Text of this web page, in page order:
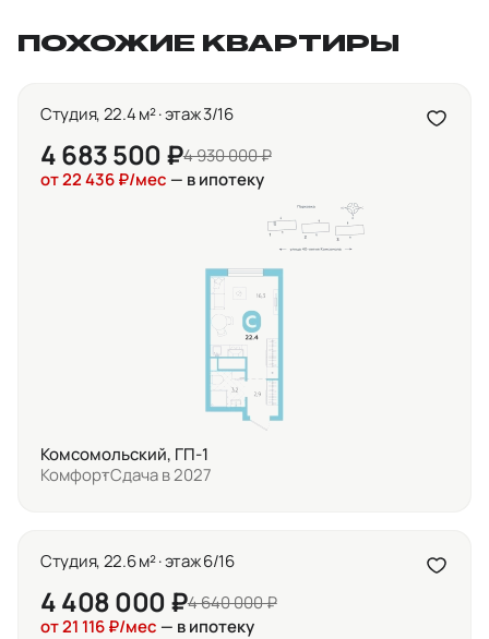
ПОХОЖИЕ КВАРТИРЫ
Студия, 22.4 м² · этаж 3/16
4 683 500 ₽4 930 000 ₽
от 22 436 ₽/мес — в ипотеку
Комсомольский, ГП-1
КомфортСдача в 2027
Студия, 22.6 м² · этаж 6/16
4 408 000 ₽4 640 000 ₽
от 21 116 ₽/мес — в ипотеку